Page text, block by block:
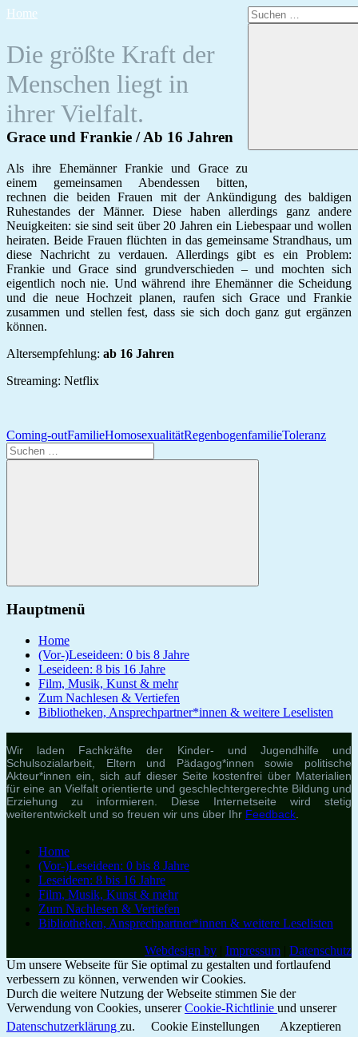
Zum
Home
Die größte Kraft der
Menschen liegt in
ihrer Vielfalt.
Suchen
nach:
Grace und Frankie / Ab 16 Jahren
Als ihre Ehemänner Frankie und Grace zu
einem gemeinsamen Abendessen bitten,
rechnen die beiden Frauen mit der Ankündigung des baldigen
Ruhestandes der Männer. Diese haben allerdings ganz andere
Neuigkeiten: sie sind seit über 20 Jahren ein Liebespaar und wollen
heiraten. Beide Frauen flüchten in das gemeinsame Strandhaus, um
diese Nachricht zu verdauen. Allerdings gibt es ein Problem:
Frankie und Grace sind grundverschieden – und mochten sich
eigentlich noch nie. Und während ihre Ehemänner die Scheidung
und die neue Hochzeit planen, raufen sich Grace und Frankie
zusammen und stellen fest, dass sie sich doch ganz gut ergänzen
können.
Altersempfehlung: ab 16 Jahren
Streaming: Netflix
Coming-outFamilieHomosexualitätRegenbogenfamilieToleranz
Suchen
nach:
Suchen
Hauptmenü
Home
(Vor-)Leseideen: 0 bis 8 Jahre
Leseideen: 8 bis 16 Jahre
Film, Musik, Kunst & mehr
Zum Nachlesen & Vertiefen
Bibliotheken, Ansprechpartner*innen & weitere Leselisten
Wir laden Fachkräfte der Kinder- und Jugendhilfe und
Schulsozialarbeit, Eltern und Pädagog*innen sowie politische
Akteur*innen ein, sich auf dieser Seite kostenfrei über Materialien
für eine an Vielfalt orientierte und geschlechtergerechte Bildung und
Erziehung zu informieren. Diese Internetseite wird stetig
weiterentwickelt und so freuen wir uns über Ihr Feedback
Home
(Vor-)Leseideen: 0 bis 8 Jahre
Leseideen: 8 bis 16 Jahre
Film, Musik, Kunst & mehr
Zum Nachlesen & Vertiefen
Bibliotheken, Ansprechpartner*innen & weitere Leselisten
Webdesign by
Impressum
Datenschutz
Um unsere Webseite für Sie optimal zu gestalten und fortlaufend
verbessern zu können, verwenden wir Cookies.
Durch die weitere Nutzung der Webseite stimmen Sie der
Verwendung von Cookies, unsererCookie-Richtlinie und unserer
Datenschutzerklärung zu. Cookie Einstellungen
Akzeptieren